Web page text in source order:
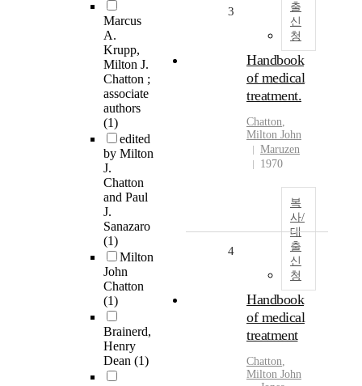
Marcus
A.
Krupp,
Milton J.
Chatton ;
associate
authors
(1)
edited
by Milton
J.
Chatton
and Paul
J.
Sanazaro
(1)
Milton
John
Chatton
(1)
Brainerd,
Henry
Dean (1)
출
신
청
3
Handbook
of medical
treatment.
Chatton,
Milton John
Maruzen
1970
복
사/
대
출
신
청
4
Handbook
of medical
treatment
Chatton,
Milton John